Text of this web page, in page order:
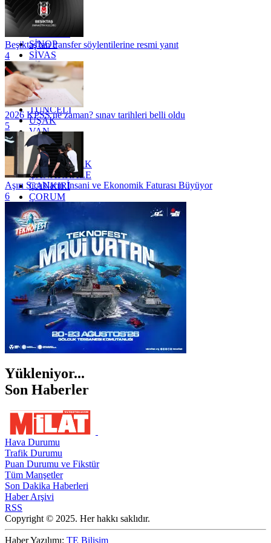
RİZE
SAKARYA
SİNOP
SİVAS
SİİRT
TEKİRDAĞ
TOKAT
TRABZON
TUNCELİ
UŞAK
VAN
YALOVA
YOZGAT
ZONGULDAK
ÇANAKKALE
ÇANKIRI
ÇORUM
İSTANBUL
İZMİR
ŞANLIURFA
ŞIRNAK
Beşiktaş'tan transfer söylentilerine resmi yanıt
4
2026 KPSS ne zaman? sınav tarihleri belli oldu
5
Aşırı Sıcakların İnsani ve Ekonomik Faturası Büyüyor
6
Yükleniyor...
Son Haberler
Hava Durumu
Trafik Durumu
Puan Durumu ve Fikstür
Tüm Manşetler
Son Dakika Haberleri
Haber Arşivi
RSS
Copyright © 2025. Her hakkı saklıdır.
Haber Yazılımı: TE Bilişim